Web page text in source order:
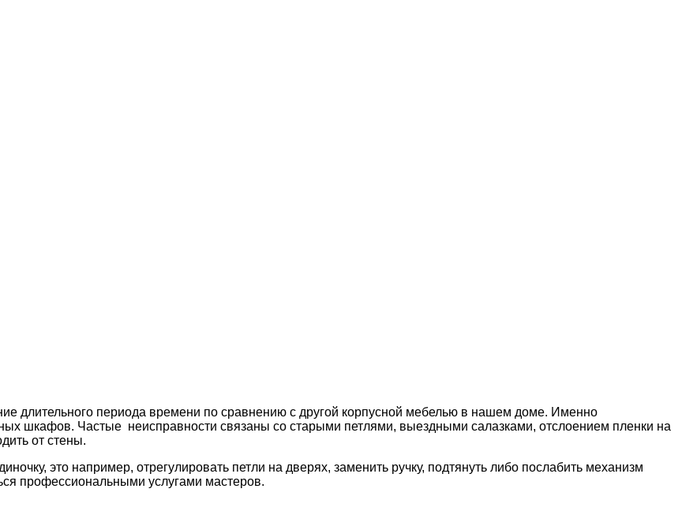
длительного периода времени по сравнению с другой корпусной мебелью в нашем доме. Именно
шкафов. Частые неисправности связаны со старыми петлями, выездными салазками, отслоением пленки на
от стены.
это например, отрегулировать петли на дверях, заменить ручку, подтянуть либо послабить механизм
профессиональными услугами мастеров.